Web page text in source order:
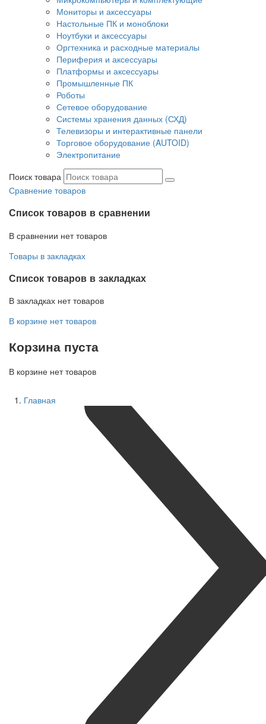
Мониторы и аксессуары
Настольные ПК и моноблоки
Ноутбуки и аксессуары
Оргтехника и расходные материалы
Периферия и аксессуары
Платформы и аксессуары
Промышленные ПК
Роботы
Сетевое оборудование
Системы хранения данных (СХД)
Телевизоры и интерактивные панели
Торговое оборудование (AUTOID)
Электропитание
Поиск товара
Сравнение товаров
Список товаров в сравнении
В сравнении нет товаров
Товары в закладках
Список товаров в закладках
В закладках нет товаров
В корзине нет товаров
Корзина пуста
В корзине нет товаров
Главная